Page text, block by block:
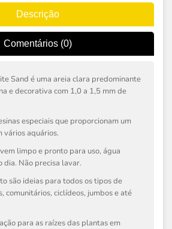
Descrição
Comentários (0)
Sand é uma areia clara predominante
e decorativa com 1,0 a 1,5 mm de
especiais que proporcionam um
vários aquários.
limpo e pronto para uso, água
dia. Não precisa lavar.
são ideias para todos os tipos de
comunitários, ciclídeos, jumbos e até
para as raízes das plantas em